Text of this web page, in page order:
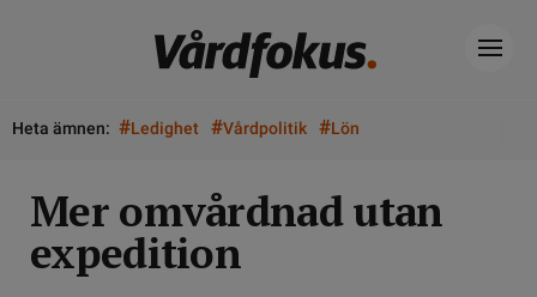
Heta ämnen: #Ledighet #Vårdpolitik #Lön
Mer omvårdnad utan
expedition